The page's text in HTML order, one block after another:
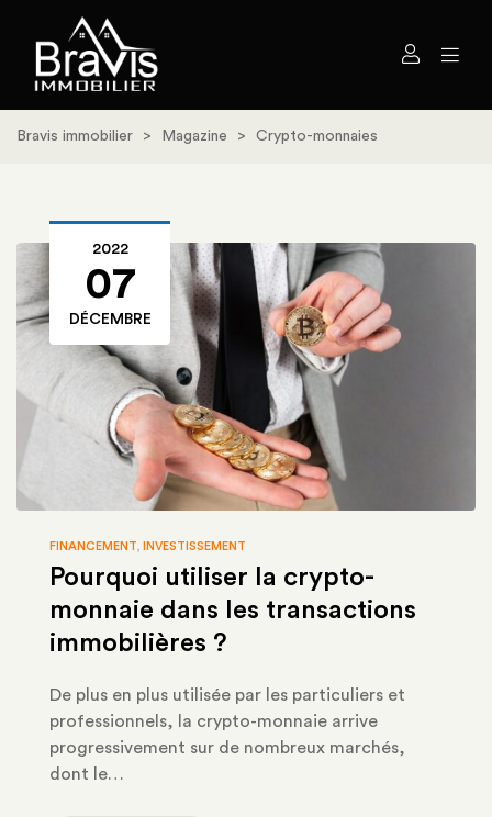
Bravis immobilier > Magazine > Crypto-monnaies
2022
07
DÉCEMBRE
FINANCEMENT, INVESTISSEMENT
Pourquoi utiliser la crypto-
monnaie dans les transactions
immobilières ?
De plus en plus utilisée par les particuliers et
professionnels, la crypto-monnaie arrive
progressivement sur de nombreux marchés,
dont le…